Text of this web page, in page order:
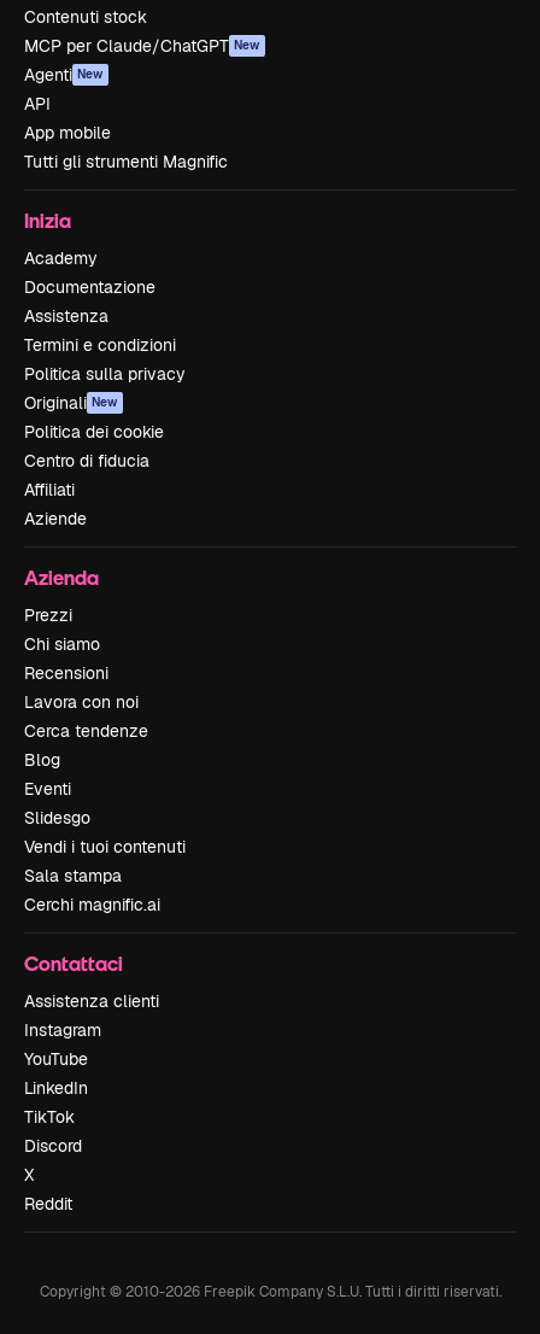
Contenuti stock
MCP per Claude/ChatGPT New
Agenti New
API
App mobile
Tutti gli strumenti Magnific
Inizia
Academy
Documentazione
Assistenza
Termini e condizioni
Politica sulla privacy
Originali New
Politica dei cookie
Centro di fiducia
Affiliati
Aziende
Azienda
Prezzi
Chi siamo
Recensioni
Lavora con noi
Cerca tendenze
Blog
Eventi
Slidesgo
Vendi i tuoi contenuti
Sala stampa
Cerchi magnific.ai
Contattaci
Assistenza clienti
Instagram
YouTube
LinkedIn
TikTok
Discord
X
Reddit
Copyright © 2010-2026Freepik Company S.L.U. Tutti i diritti riservati.